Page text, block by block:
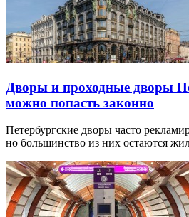
Дворы и проходные дворы
можно попасть законно
Петербургские дворы часто
но большинство из них остаются